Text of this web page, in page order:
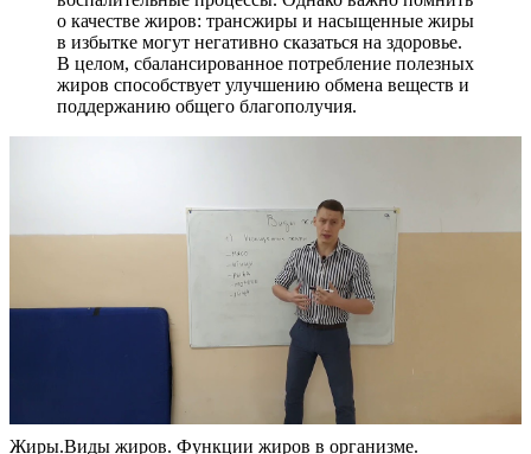
о качестве жиров: трансжиры и насыщенные жиры
в избытке могут негативно сказаться на здоровье.
В целом, сбалансированное потребление полезных
жиров способствует улучшению обмена веществ и
поддержанию общего благополучия.
Жиры.Виды жиров. Функции жиров в организме.